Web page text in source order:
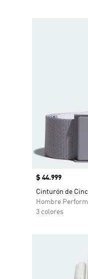
Precio
$ 44.999
Cinturón de
Hombre
3 colores